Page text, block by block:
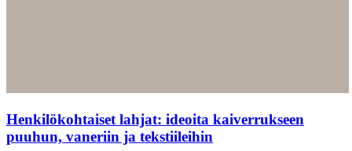
Henkilökohtaiset lahjat: ideoita kaiverrukseen
puuhun, vaneriin ja tekstiileihin